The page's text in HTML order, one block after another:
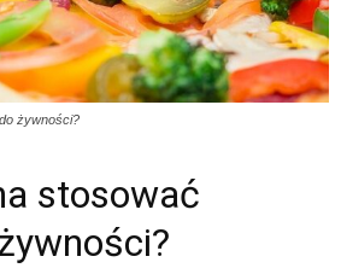
żywności?
stosować